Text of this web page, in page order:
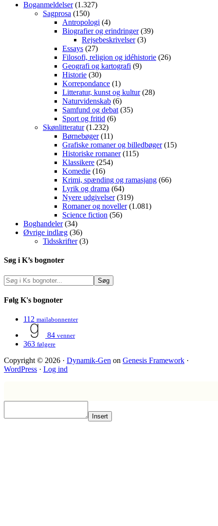
Boganmeldelser(1.327)
Sagprosa (150)
Antropologi (4)
Biografier og erindringer(39)
Rejsebeskrivelser(3)
Essays (27)
Filosofi, religion og idéhistorie (26)
Geografi og kartografi (9)
Historie (30)
Korrepondance (1)
Litteratur, kunst og kultur(28)
Naturvidenskab (6)
Samfund og debat (35)
Sport og fritid (6)
Skønlitteratur(1.232)
Børnebøger(11)
Grafiske romaner og billedbøger(15)
Historiske romaner(115)
Klassikere (254)
Komedie (16)
Krimi, spænding og ramasjang (66)
Lyrik og drama (64)
Nyere udgivelser(319)
Romaner og noveller(1.081)
Science fiction (56)
Boghandeler(34)
Øvrige indlæg (36)
Tidsskrifter(3)
Søg i K’s bognoter
Følg K's bognoter
112 mailabonnenter
84 venner
363 følgere
Copyright © 2026 · Dynamik-Gen on Genesis Framework ·
WordPress · Log ind
Insert